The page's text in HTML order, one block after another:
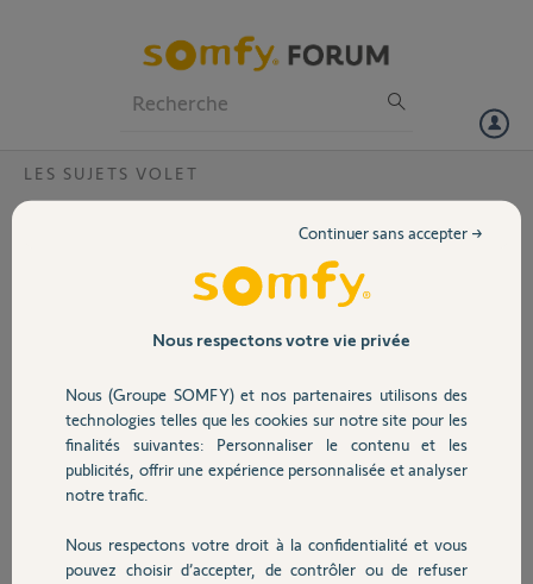
Volet
Sécurité
Domotique
Chauffage
LES SUJETS VOLET
Moteur store intérieur ne fonctionne pas
Le store intérieur de mon client ne fonctionne pas , après avoir
effectué une réinitialisation de la motorisation le moteur ne me
télécommande me moteur fait contact mais ne fait pas descendre le
Merci,
Participer au fil de discussion
Nous respectons votre vie privée
Nous (Groupe SOMFY) et nos partenaires utilisons des
technologies telles que les cookies sur notre site pour les
finalités suivantes: Personnaliser le contenu et les
publicités, offrir une expérience personnalisée et analyser
notre trafic.
Nous respectons votre droit à la confidentialité et vous
pouvez choisir d’accepter, de contrôler ou de refuser
Continuer sans accepter →